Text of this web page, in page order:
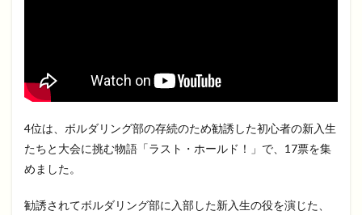
4位は、ボルダリング部の存続のため勧誘した初心者の新入生
たちと大会に挑む物語「ラスト・ホールド！」で、17票を集
めました。
勧誘されてボルダリング部に入部した新入生の役を演じた、